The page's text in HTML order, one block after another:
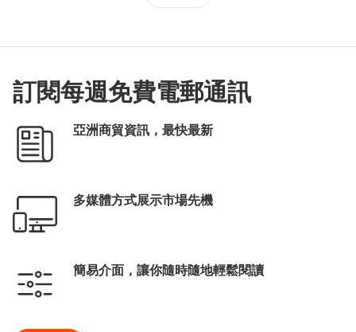
商對易
張淑芬
訂閱每週免費電郵通訊
亞洲商貿資訊，最快最新
多媒體方式展示市場先機
簡易介面，讓你隨時隨地輕鬆閱讀